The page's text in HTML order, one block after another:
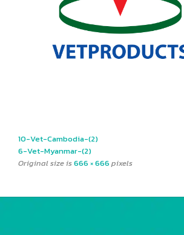
10-Vet-Cambodia-(2)
6-Vet-Myanmar-(2)
Original size is666 × 666 pixels